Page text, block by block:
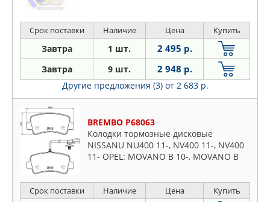
Срок поставки Наличие Цена Купить
Завтра 1 шт. 2 495 р.
Завтра 9 шт. 2 948 р.
Другие предложения (3) от 2 683 р.
BREMBO P68063
Колодки тормозные дисковые
NISSANU NU400 11-, NV400 11-, NV400
11- OPEL: MOVANO B 10-, MOVANO B
III 10-, MASTER III 11-, MASTER III 10-
Срок поставки Наличие Цена Купить